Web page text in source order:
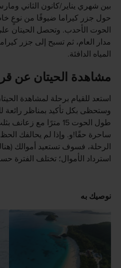
بين شهري يناير/كانون الثاني
حول جزر كيراما ضيوفًا من نوعٍ
الحوت الأحدب. وتحصل الحيتان
مدار العام، ثم تسبح إلى جزر
المياه الدافئة.
مشاهدة الحيتان عن
استعد للقيام برحلة لمشاهدة
وستحظى بكل تأكيد بمناظر
طول الحوت 15 مترًا مع
ساحرة حقًا!و. وإذا لم يحالفك
الرحلة، فسوف تستعيد أموالك
استرداد الأموال؛ تختلف الفترة
نوصيك به